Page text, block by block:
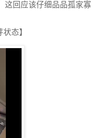
这回应该仔细品品孤家寡
态】